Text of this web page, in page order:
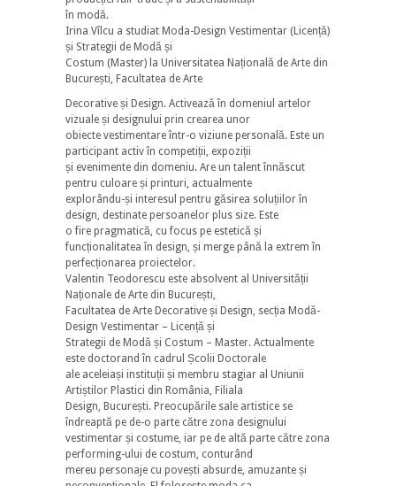
în modă.
Irina Vîlcu a studiat Moda-Design Vestimentar (Licență)
și Strategii de Modă și
Costum (Master) la Universitatea Națională de Arte din
București, Facultatea de Arte
Decorative și Design. Activează în domeniul artelor
vizuale și designului prin crearea unor
obiecte vestimentare într-o viziune personală. Este un
participant activ în competiții, expoziții
și evenimente din domeniu. Are un talent înnăscut
pentru culoare și printuri, actualmente
explorându-și interesul pentru găsirea soluțiilor în
design, destinate persoanelor plus size. Este
o fire pragmatică, cu focus pe estetică și
funcționalitatea în design, și merge până la extrem în
perfecționarea proiectelor.
Valentin Teodorescu este absolvent al Universității
Naționale de Arte din București,
Facultatea de Arte Decorative și Design, secția Modă-
Design Vestimentar – Licență și
Strategii de Modă și Costum – Master. Actualmente
este doctorand în cadrul Școlii Doctorale
ale aceleiași instituții și membru stagiar al Uniunii
Artiștilor Plastici din România, Filiala
Design, București. Preocupările sale artistice se
îndreaptă pe de-o parte către zona designului
vestimentar și costume, iar pe de altă parte către zona
performing-ului de costum, conturând
mereu personaje cu povești absurde, amuzante și